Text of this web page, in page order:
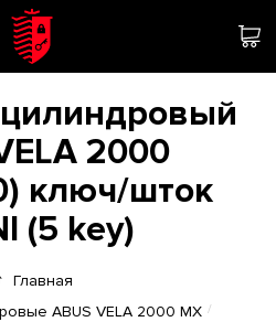
2000
ключ/шток
(5 key)
Главная
ABUS VELA 2000 MX